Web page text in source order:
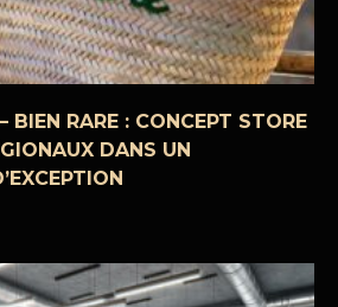
BIEN RARE : CONCEPT STORE
DANS UN